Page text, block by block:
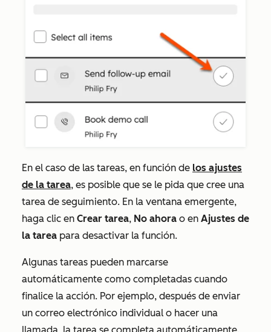
En el caso de las tareas, en función de los ajustes
de la tarea, es posible que se le pida que cree una
tarea de seguimiento. En la ventana emergente,
haga clic en Crear tarea, No ahora o en Ajustes de
la tarea para desactivar la función.
Algunas tareas pueden marcarse
automáticamente como completadas cuando
finalice la acción. Por ejemplo, después de enviar
un correo electrónico individual o hacer una